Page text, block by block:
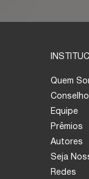
Quem
Equipe
Prêmios
Autores
Seja
Redes